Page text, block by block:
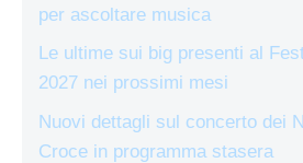
per ascoltare musica
Le ultime sui big presenti al
2027 nei prossimi mesi
Nuovi dettagli sul concerto dei
Croce in programma stasera